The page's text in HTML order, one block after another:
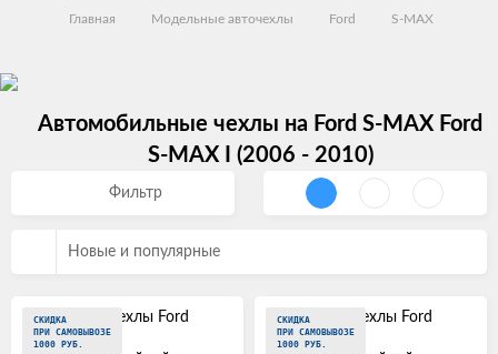
Главная Модельные авточехлы Ford S-MAX
Автомобильные чехлы на Ford S-MAX Ford
S-MAX I (2006 - 2010)
Фильтр
Новые и популярные
СКИДКА
ПРИ САМОВЫВОЗЕ
1000 РУБ.
СКИДКА
ПРИ САМОВЫВОЗЕ
1000 РУБ.